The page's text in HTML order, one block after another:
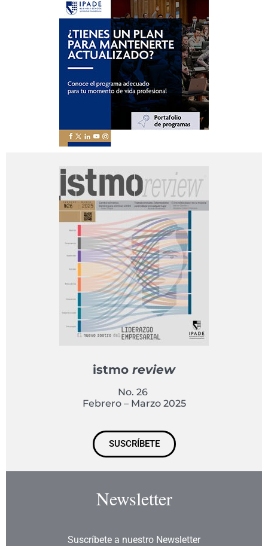
istmo review
No. 26
Febrero – Marzo 2025
SUSCRÍBETE
Newsletter
Suscríbete a nuestro Newsletter